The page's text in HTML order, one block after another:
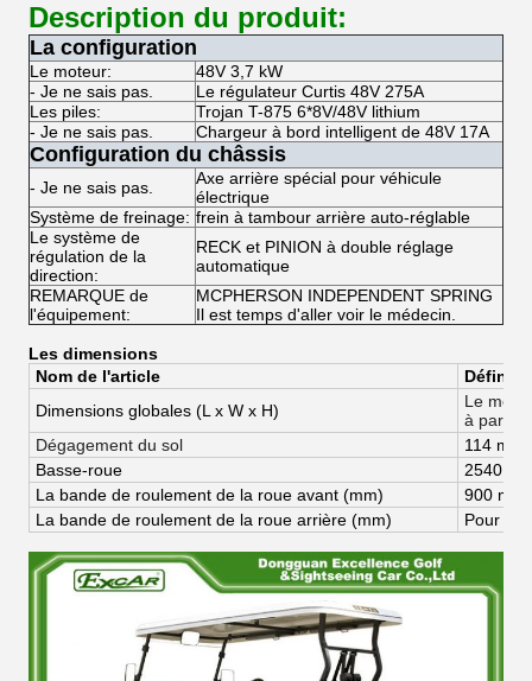
Description du produit:
La configuration
Le moteur:
48V 3,7 kW
- Je ne sais pas.
Le régulateur Curtis 48V 275A
Les piles:
Trojan T-875 6*8V/48V lithium
- Je ne sais pas.
Chargeur à bord intelligent de 48V 17A
Configuration du châssis
- Je ne sais pas.
Axe arrière spécial pour véhicule
électrique
Système de freinage: frein à tambour arrière auto-réglable
Le système de
régulation de la
direction:
RECK et PINION à double réglage
automatique
REMARQUE de
l'équipement:
MCPHERSON INDEPENDENT SPRING
Il est temps d'aller voir le médecin.
Les dimensions
Nom de l'article
Dimensions globales (L x W x H)
Le
à partir
Dégagement du sol
114 mm
Basse-roue
2540
La bande de roulement de la roue avant (mm)
900 mm
La bande de roulement de la roue arrière (mm)
Pour les